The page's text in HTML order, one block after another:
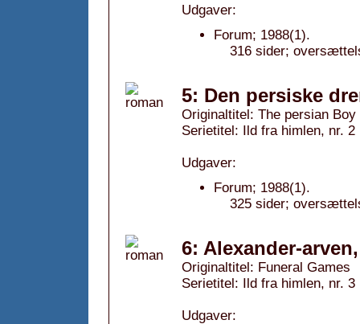
Udgaver:
Forum; 1988(1).
316 sider;
5: Den persiske
Originaltitel: The persian Boy
Serietitel: Ild fra himlen, nr. 2
Udgaver:
Forum; 1988(1).
325 sider;
6: Alexander-
Originaltitel: Funeral Games
Serietitel: Ild fra himlen, nr. 3
Udgaver: